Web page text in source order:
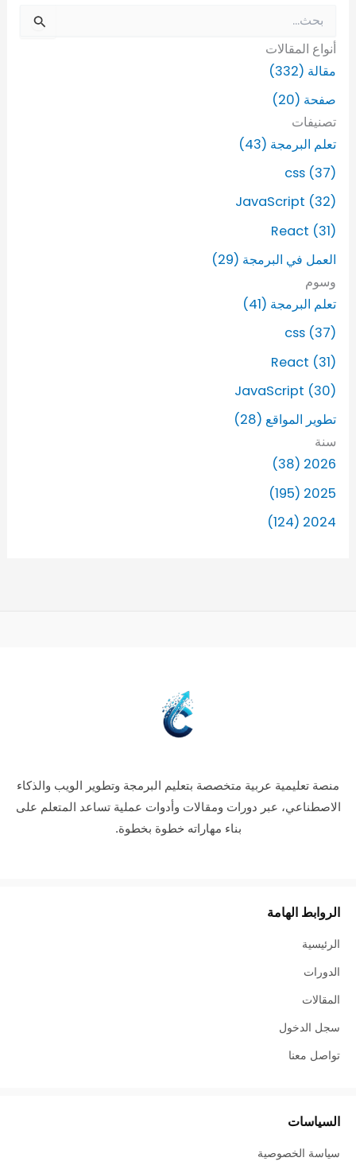
ب
ح
ع
:
أنواع المقالات
مقالة (332)
صفحة (20)
تصنيفات
تعلم البرمجة (43)
css (37)
JavaScript (32)
React (31)
العمل في البرمجة (29)
وسوم
تعلم البرمجة (41)
css (37)
React (31)
JavaScript (30)
تطوير المواقع (28)
سنة
2026 (38)
2025 (195)
2024 (124)
منصة تعليمية عربية متخصصة بتعليم البرمجة وتطوير الويب والذكاء
الاصطناعي، عبر دورات ومقالات وأدوات عملية تساعد المتعلم على
بناء مهاراته خطوة بخطوة.
الروابط الهامة
الرئيسية
الدورات
المقالات
سجل الدخول
تواصل معنا
السياسات
سياسة الخصوصية